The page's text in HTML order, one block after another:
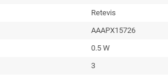
Retevis
AAAPX15726
0.5 W
3